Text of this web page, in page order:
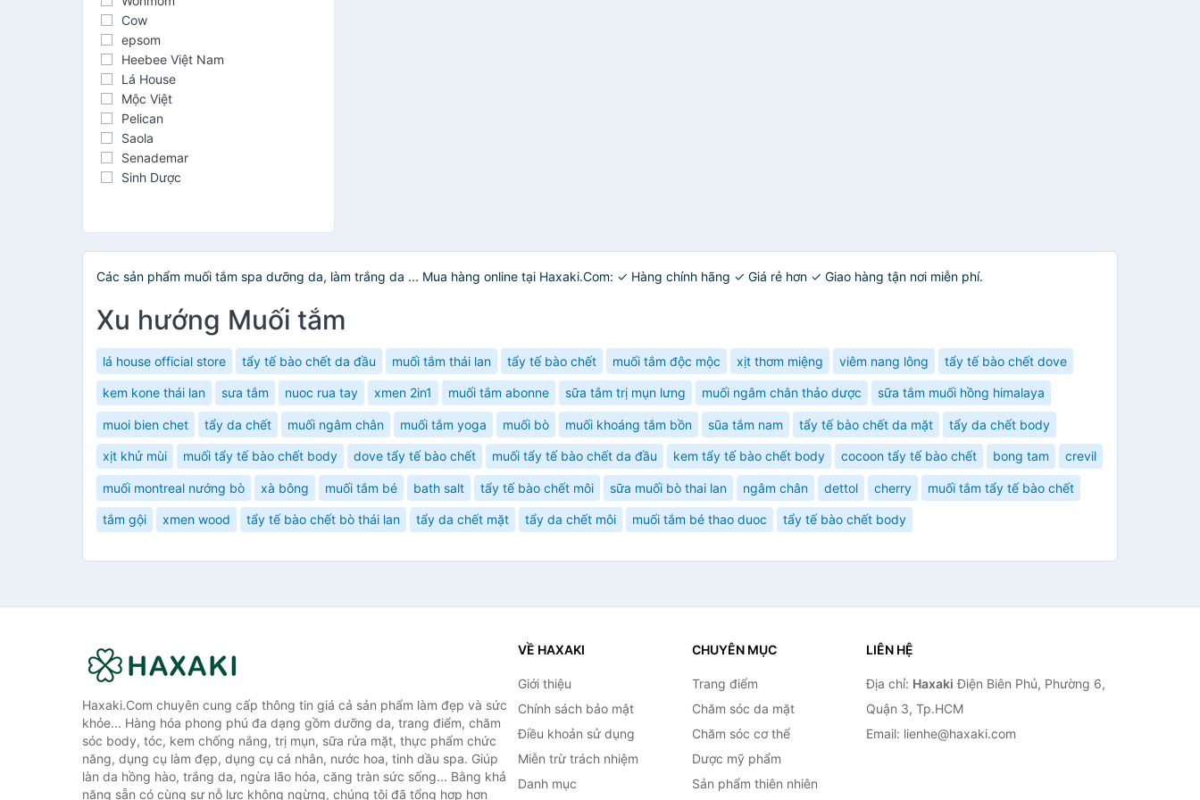
Cow
epsom
Heebee Việt Nam
Lá House
Mộc Việt
Pelican
Saola
Senademar
Sinh Dược
Các sản phẩm muối tắm spa dưỡng da, làm trắng da ... Mua hàng online tại Haxaki.Com: ✓ Hàng chính hãng ✓ Giá rẻ hơn ✓ Giao hàng tận nơi miễn phí.
Xu hướng Muối tắm
lá house official store tẩy tế bào chết da đầu muối tắm thái lan tẩy tế bào chết muối tắm độc mộc xịt thơm miệng viêm nang lông tẩy tế bào chết dove
kem kone thái lan sưa tắm nuoc rua tay xmen 2in1 muối tắm abonne sữa tắm trị mụn lưng muối ngâm chân thảo dược sữa tắm muối hồng himalaya
muoi bien chet tẩy da chết muối ngâm chân muối tắm yoga muối bò muối khoáng tắm bồn sũa tắm nam tẩy tế bào chết da mặt tẩy da chết body
xịt khử mùi muối tẩy tế bào chết body dove tẩy tế bào chết muối tẩy tế bào chết da đầu kem tẩy tế bào chết body cocoon tẩy tế bào chết bong tam crevil
muối montreal nướng bò xà bông muối tắm bé bath salt tẩy tế bào chết môi sữa muối bò thai lan ngâm chân dettol cherry muối tắm tẩy tế bào chết
tắm gội xmen wood tẩy tế bào chết bò thái lan tẩy da chết mặt tẩy da chết môi muối tắm bé thao duoc tẩy tế bào chết body
Haxaki.Com chuyên cung cấp thông tin giá cả sản phẩm làm đẹp và sức
khỏe... Hàng hóa phong phú đa dạng gồm dưỡng da, trang điểm, chăm
sóc body, tóc, kem chống nắng, trị mụn, sữa rửa mặt, thực phẩm chức
năng, dụng cụ làm đẹp, dụng cụ cá nhân, nước hoa, tinh dầu spa. Giúp
làn da hồng hào, trắng da, ngừa lão hóa, căng tràn sức sống... Bằng khả
năng sẵn có cùng sự nỗ lực không ngừng, chúng tôi đã tổng hợp hơn
VỀ HAXAKI
Giới thiệu
Chính sách bảo mật
Điều khoản sử dụng
Miễn trừ trách nhiệm
Danh mục
CHUYÊN MỤC
Trang điểm
Chăm sóc da mặt
Chăm sóc cơ thể
Dược mỹ phẩm
Sản phẩm thiên nhiên
LIÊN HỆ
Địa chỉ: Haxaki Điện Biên Phủ, Phường 6,
Quận 3, Tp.HCM
Email: lienhe@haxaki.com